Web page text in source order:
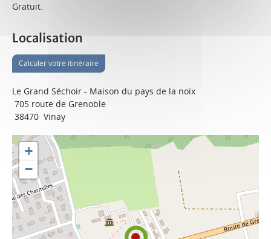
Gratuit.
Localisation
Calculer votre itinéraire
Le Grand Séchoir - Maison du pays de la noix
705 route de Grenoble
38470 Vinay
+
−